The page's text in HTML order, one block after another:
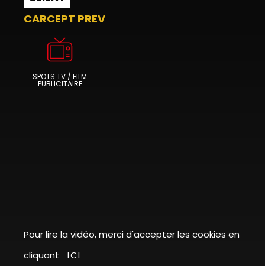
CARCEPT PREV
SPOTS TV / FILM
PUBLICITAIRE
Pour lire la vidéo, merci d'accepter les cookies en
cliquant
ICI